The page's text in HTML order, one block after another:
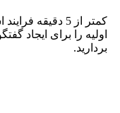
کمتر از 5
اولیه را برای ایجاد
بردارید.